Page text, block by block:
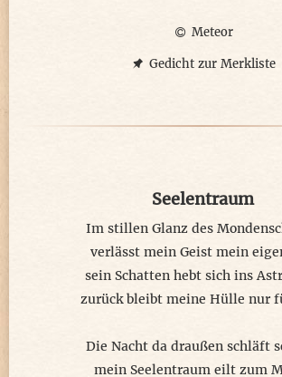
Meteor
Gedicht zur Merkliste
Seelentraum
Im stillen Glanz des
verlässt mein Geist mein
sein Schatten hebt sich ins
zurück bleibt meine Hülle nur
Die Nacht da draußen schläft
mein Seelentraum eilt zum